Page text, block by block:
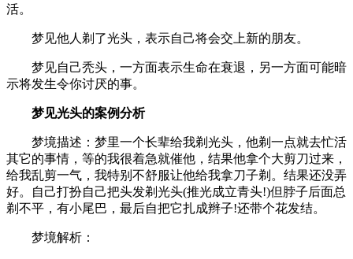
活。
梦见他人剃了光头，表示自己将会交上新的朋友。
梦见自己秃头，一方面表示生命在衰退，另一方面可能暗
示将发生令你讨厌的事。
梦见光头的案例分析
梦境描述：梦里一个长辈给我剃光头，他剃一点就去忙活
其它的事情，等的我很着急就催他，结果他拿个大剪刀过来，
给我乱剪一气，我特别不舒服让他给我拿刀子剃。结果还没弄
好。自己打扮自己把头发剃光头(推光成立青头!)但脖子后面总
剃不平，有小尾巴，最后自把它扎成辫子!还带个花发结。
梦境解析：